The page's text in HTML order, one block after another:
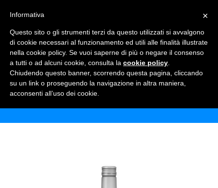
CHIMAY BLONDE TRIPLE
Home Shop Birre
×
Informativa
Questo sito o gli strumenti terzi da questo utilizzati si avvalgono
di cookie necessari al funzionamento ed utili alle finalità illustrate
nella cookie policy. Se vuoi saperne di più o negare il consenso
a tutti o ad alcuni cookie, consulta la cookie policy
Chiudendo questo banner, scorrendo questa pagina, cliccando
su un link o proseguendo la navigazione in altra maniera,
acconsenti all’uso dei cookie.